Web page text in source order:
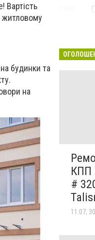
Вартість
житловому
будинки та
на
КПП
#
11:07,